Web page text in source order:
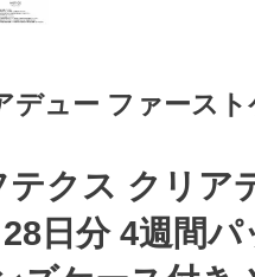
デュー ファース
テクス クリア
日分 4週間